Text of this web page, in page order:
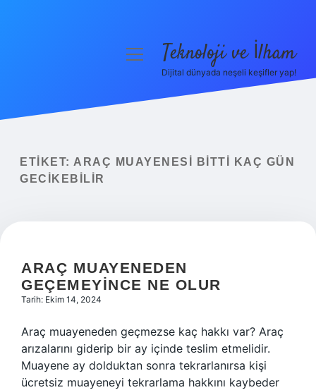
Yasal Uyarı
menüyüTeknoloji ve İlham
Dijital dünyada neşeli keşifler yap!
ETIKET: ARAÇ MUAYENESI BITTI KAÇ GÜN
GECIKEBILIR
ARAÇ MUAYENEDEN
GEÇEMEYINCE NE OLUR
Tarih: Ekim 14, 2024
Araç muayeneden geçmezse kaç hakkı var? Araç
arızalarını giderip bir ay içinde teslim etmelidir.
Muayene ay dolduktan sonra tekrarlanırsa kişi
ücretsiz muayeneyi tekrarlama hakkını kaybeder